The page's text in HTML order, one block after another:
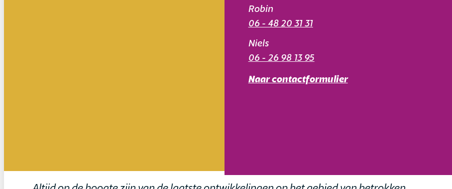
Robin
06 - 48 20 31 31
Niels
06 - 26 98 13 95
Naar contactformulier